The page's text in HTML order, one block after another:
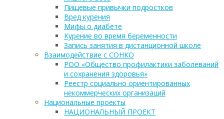
Пищевые привычки подростков
Вред курения
Мифы о диабете
Курение во время беременности
Запись занятия в дистанционной школе
Взаимодействие с СОНКО
РОО «Общество профилактики заболеваний
и сохранения здоровья»
Реестр социально ориентированных
некоммерческих организаций
Национальные проекты
НАЦИОНАЛЬНЫЙ ПРОЕКТ